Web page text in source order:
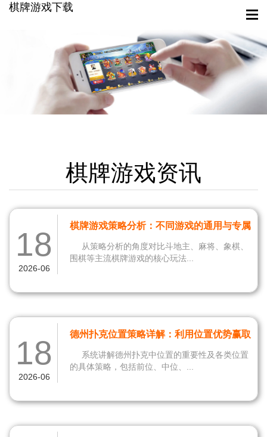
棋牌游戏下载
棋牌游戏资讯
18
2026-06
棋牌游戏策略分析：不同游戏的通用与专属
技巧从策略分析的角度对比斗地主、麻将、象棋、
围棋等主流棋牌游戏的核心玩法...
18
2026-06
德州扑克位置策略详解：利用位置优势赢取
更多底池
系统讲解德州扑克中位置的重要性及各类位置
的具体策略，包括前位、中位、...